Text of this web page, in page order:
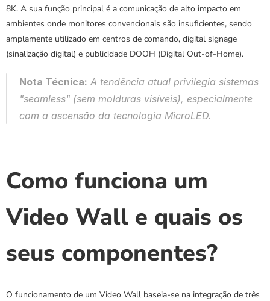
8K. A sua função principal é a comunicação de alto impacto em
ambientes onde monitores convencionais são insuficientes, sendo
amplamente utilizado em centros de comando, digital signage
(sinalização digital) e publicidade DOOH (Digital Out-of-Home).
Nota Técnica: A tendência atual privilegia sistemas
"seamless" (sem molduras visíveis), especialmente
com a ascensão da tecnologia MicroLED.
Como funciona um
Video Wall e quais os
seus componentes?
O funcionamento de um Video Wall baseia-se na integração de três